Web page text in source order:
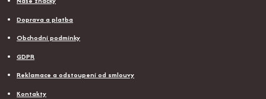
Doprava a platba
Obchodní podmínky
GDPR
Reklamace a odstoupení od smlouvy
Kontakty